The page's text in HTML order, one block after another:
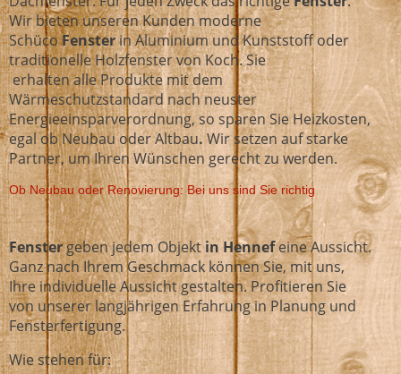
Wir bieten unseren Kunden moderne
SchücoFensterin Aluminium und Kunststoff oder
traditionelle Holzfenster von Koch. Sie
erhalten alle Produkte mit dem
Wärmeschutzstandard nach neuster
Energieeinsparverordnung, so sparen Sie Heizkosten,
egal ob Neubau oder Altbau.Wir setzen auf starke
Partner, um Ihren Wünschen gerecht zu werden.
Ob Neubau oder Renovierung: Bei uns sind Sie richtig
Fenstergeben jedem Objektin Hennefeine Aussicht.
Ganz nach Ihrem Geschmack können Sie, mit uns,
Ihre individuelle Aussicht gestalten. Profitieren Sie
von unserer langjährigen Erfahrung in Planung und
Fensterfertigung.
Wie stehen für: